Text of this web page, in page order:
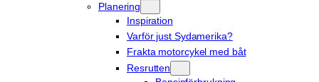
Planering
Inspiration
Varför just Sydamerika?
Frakta motorcykel med båt
Resrutten